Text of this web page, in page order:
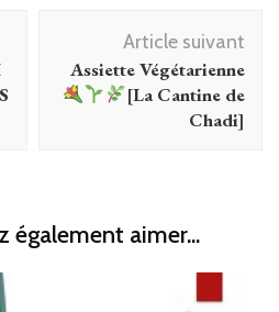
Article suivant
Assiette Végétarienne
[La Cantine de
Chadi]
également aimer...